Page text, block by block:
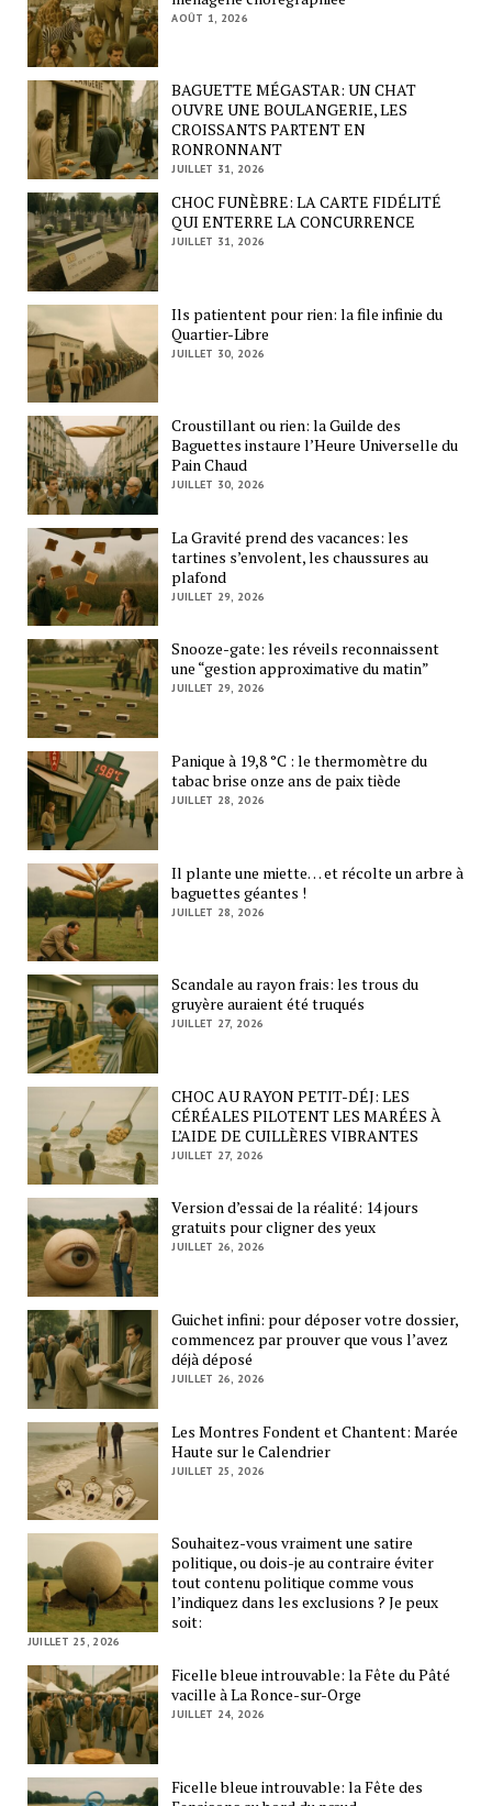
AOÛT 1, 2026
BAGUETTE MÉGASTAR: UN CHAT
OUVRE UNE BOULANGERIE, LES
CROISSANTS PARTENT EN
RONRONNANT
JUILLET 31, 2026
CHOC FUNÈBRE: LA CARTE FIDÉLITÉ
QUI ENTERRE LA CONCURRENCE
JUILLET 31, 2026
Ils patientent pour rien: la file infinie du
Quartier-Libre
JUILLET 30, 2026
Croustillant ou rien: la Guilde des
Baguettes instaure l’Heure Universelle du
Pain Chaud
JUILLET 30, 2026
La Gravité prend des vacances: les
tartines s’envolent, les chaussures au
plafond
JUILLET 29, 2026
Snooze-gate: les réveils reconnaissent
une “gestion approximative du matin”
JUILLET 29, 2026
Panique à 19,8 °C : le thermomètre du
tabac brise onze ans de paix tiède
JUILLET 28, 2026
Il plante une miette… et récolte un arbre à
baguettes géantes !
JUILLET 28, 2026
Scandale au rayon frais: les trous du
gruyère auraient été truqués
JUILLET 27, 2026
CHOC AU RAYON PETIT-DÉJ: LES
CÉRÉALES PILOTENT LES MARÉES À
L’AIDE DE CUILLÈRES VIBRANTES
JUILLET 27, 2026
Version d’essai de la réalité: 14 jours
gratuits pour cligner des yeux
JUILLET 26, 2026
Guichet infini: pour déposer votre dossier,
commencez par prouver que vous l’avez
déjà déposé
JUILLET 26, 2026
Les Montres Fondent et Chantent: Marée
Haute sur le Calendrier
JUILLET 25, 2026
Souhaitez-vous vraiment une satire
politique, ou dois-je au contraire éviter
tout contenu politique comme vous
l’indiquez dans les exclusions ? Je peux
soit:
JUILLET 25, 2026
Ficelle bleue introuvable: la Fête du Pâté
vacille à La Ronce-sur-Orge
JUILLET 24, 2026
Ficelle bleue introuvable: la Fête des